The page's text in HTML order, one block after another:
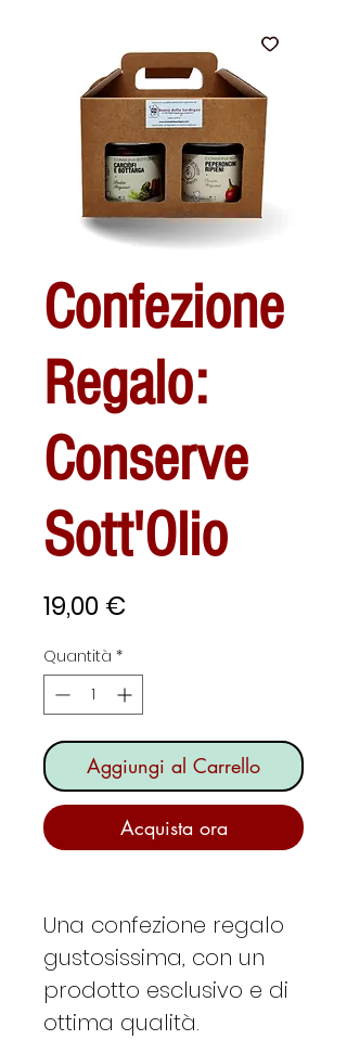
Confezione
Regalo:
Conserve
Sott'Olio
19,00 €
Quantità *
Aggiungi al Carrello
Acquista ora
Una confezione regalo
gustosissima, con un
prodotto esclusivo e di
ottima qualità.